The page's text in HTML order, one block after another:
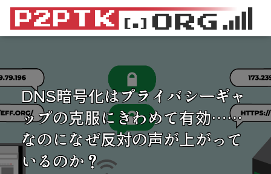
DNS暗号化はプライバシーギャ
ップの克服にきわめて有効……
なのになぜ反対の声が上がって
いるのか？